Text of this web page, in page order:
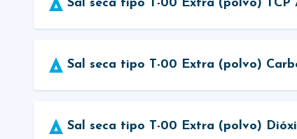
Sal seca tipo T-00 Extra (polvo) TCP
Sal seca tipo T-00 Extra (polvo)
Sal seca tipo T-00 Extra (polvo)